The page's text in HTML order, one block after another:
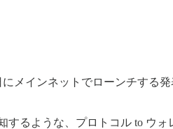
メインネットでローンチす
るような、プロトコル to ウォ